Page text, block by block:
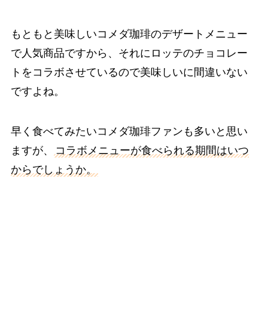
もともと美味しいコメダ珈琲のデザートメニュー
で人気商品ですから、それにロッテのチョコレー
トをコラボさせているので美味しいに間違いない
ですよね。
早く食べてみたいコメダ珈琲ファンも多いと思い
ますが、
コラボメニューが食べられる期間はいつ
からでしょうか。